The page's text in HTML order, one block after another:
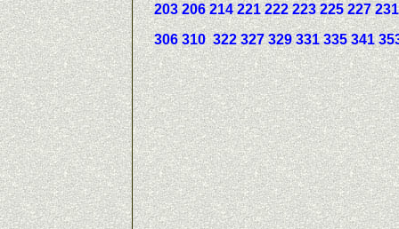
203 206 214 221 222 223 225 227 231
306 310 322 327 329 331 335 341